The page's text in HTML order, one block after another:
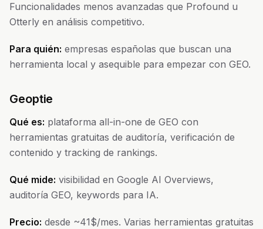
Funcionalidades menos avanzadas que Profound u
Otterly en análisis competitivo.
Para quién: empresas españolas que buscan una
herramienta local y asequible para empezar con GEO.
Geoptie
Qué es: plataforma all-in-one de GEO con
herramientas gratuitas de auditoría, verificación de
contenido y tracking de rankings.
Qué mide: visibilidad en Google AI Overviews,
auditoría GEO, keywords para IA.
Precio: desde ~41$/mes. Varias herramientas gratuitas